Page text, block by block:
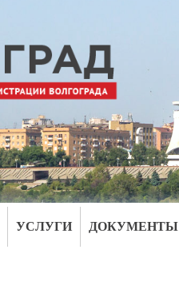
УСЛУГИ ДОКУМЕНТЫ